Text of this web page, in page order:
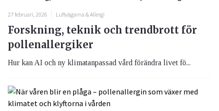
27 februari, 2026 Luftvägarna & Allergi
Forskning, teknik och trendbrott för
pollenallergiker
Hur kan AI och ny klimatanpassad vård förändra livet fö...